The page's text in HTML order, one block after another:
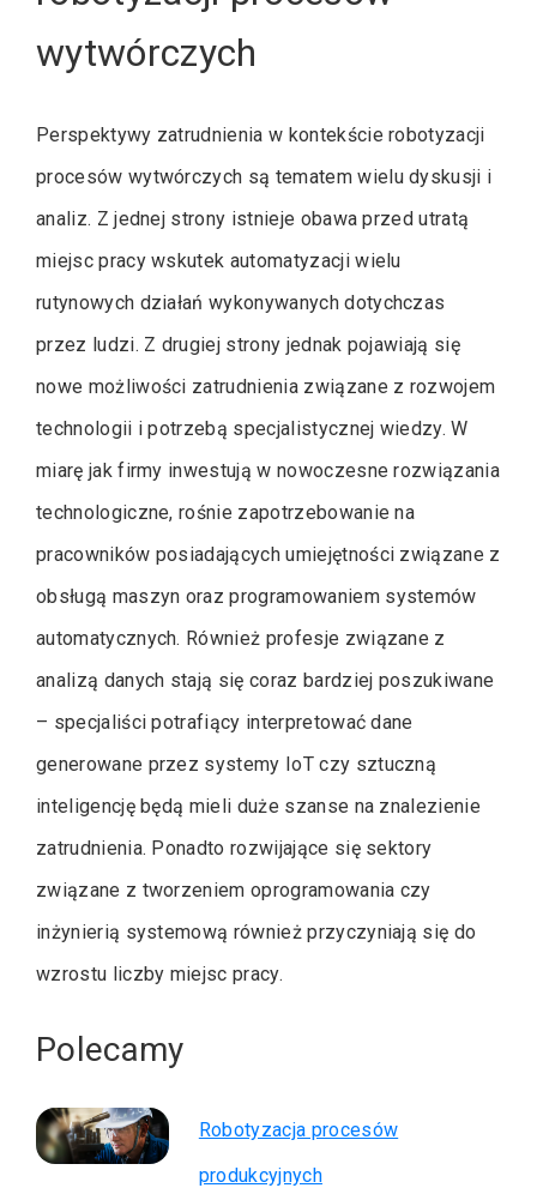
wytwórczych
Perspektywy zatrudnienia w kontekście robotyzacji
procesów wytwórczych są tematem wielu dyskusji i
analiz. Z jednej strony istnieje obawa przed utratą
miejsc pracy wskutek automatyzacji wielu
rutynowych działań wykonywanych dotychczas
przez ludzi. Z drugiej strony jednak pojawiają się
nowe możliwości zatrudnienia związane z rozwojem
technologii i potrzebą specjalistycznej wiedzy. W
miarę jak firmy inwestują w nowoczesne rozwiązania
technologiczne, rośnie zapotrzebowanie na
pracowników posiadających umiejętności związane z
obsługą maszyn oraz programowaniem systemów
automatycznych. Również profesje związane z
analizą danych stają się coraz bardziej poszukiwane
– specjaliści potrafiący interpretować dane
generowane przez systemy IoT czy sztuczną
inteligencję będą mieli duże szanse na znalezienie
zatrudnienia. Ponadto rozwijające się sektory
związane z tworzeniem oprogramowania czy
inżynierią systemową również przyczyniają się do
wzrostu liczby miejsc pracy.
Polecamy
Robotyzacja procesów
produkcyjnych